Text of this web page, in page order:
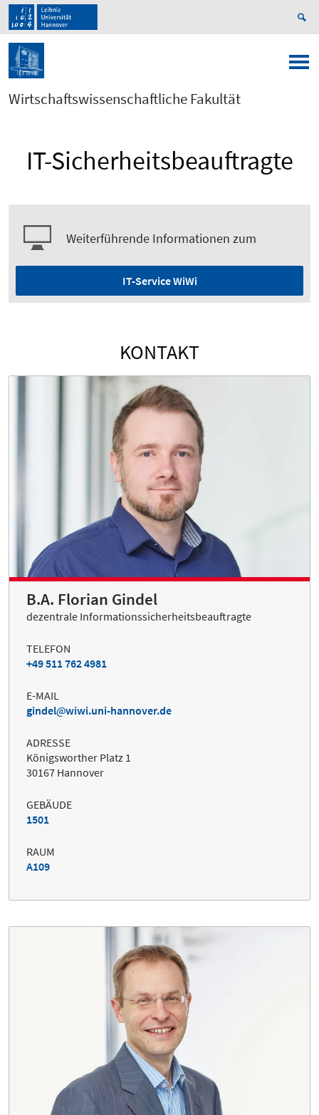
Wirtschaftswissenschaftliche Fakultät
IT-Sicherheitsbeauftragte
Weiterführende Informationen zum
IT-Service WiWi
KONTAKT
B.A. Florian Gindel
dezentrale Informationssicherheitsbeauftragte
TELEFON
+49 511 762 4981
E-MAIL
gindel
wiwi.uni-hannover.de
ADRESSE
Königsworther Platz 1
30167 Hannover
GEBÄUDE
1501
RAUM
A109